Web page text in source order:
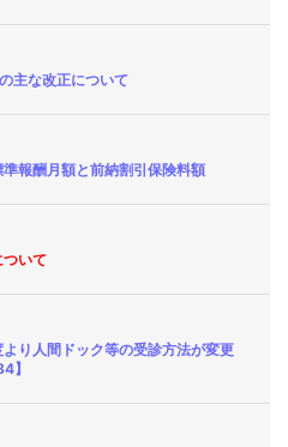
主な改正について
報酬月額と前納割引保険料額
いて
り人間ドック等の受診方法が変更
】